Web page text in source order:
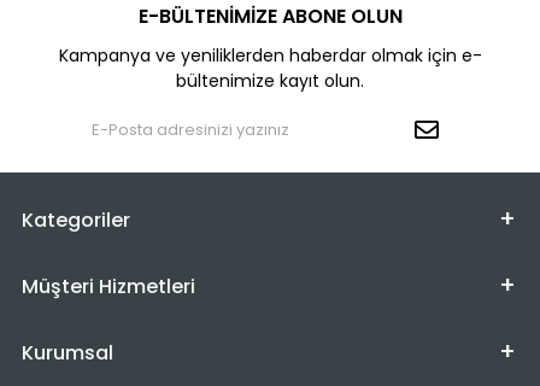
E-BÜLTENİMİZE ABONE OLUN
Kampanya ve yeniliklerden haberdar olmak için e-
bültenimize kayıt olun.
Kategoriler
Müşteri Hizmetleri
Kurumsal